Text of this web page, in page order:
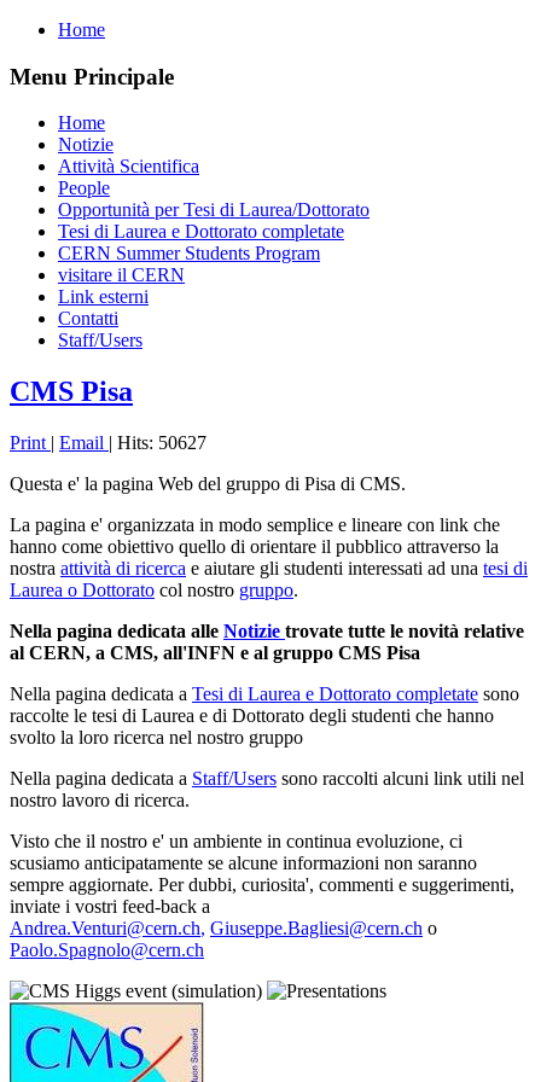
Home
Menu Principale
Home
Notizie
Attività Scientifica
People
Opportunità per Tesi di Laurea/Dottorato
Tesi di Laurea e Dottorato completate
CERN Summer Students Program
visitare il CERN
Link esterni
Contatti
Staff/Users
CMS Pisa
Print | Email | Hits: 50627
Questa e' la pagina Web del gruppo di Pisa di CMS.
La pagina e' organizzata in modo semplice e lineare con link che
hanno come obiettivo quello di orientare il pubblico attraverso la
nostra attività di ricerca e aiutare gli studenti interessati ad una tesi di
Laurea o Dottorato col nostro gruppo.
Nella pagina dedicata alle Notizie trovate tutte le novità relative
al CERN, a CMS, all'INFN e al gruppo CMS Pisa
Nella pagina dedicata a Tesi di Laurea e Dottorato completate sono
raccolte le tesi di Laurea e di Dottorato degli studenti che hanno
svolto la loro ricerca nel nostro gruppo
Nella pagina dedicata a Staff/Users sono raccolti alcuni link utili nel
nostro lavoro di ricerca.
Visto che il nostro e' un ambiente in continua evoluzione, ci
scusiamo anticipatamente se alcune informazioni non saranno
sempre aggiornate. Per dubbi, curiosita', commenti e suggerimenti,
inviate i vostri feed-back a
Andrea.Venturi@cern.ch, Giuseppe.Bagliesi@cern.ch o
Paolo.Spagnolo@cern.ch